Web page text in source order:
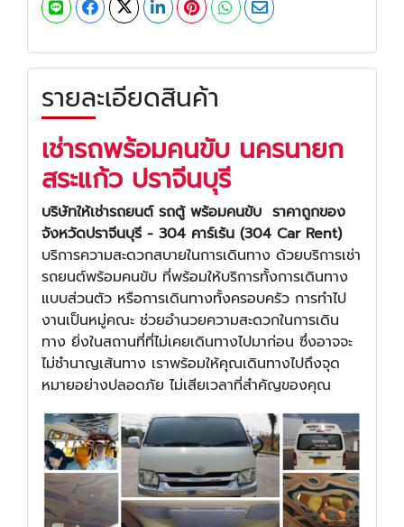
รายละเอียดสินค้า
เช่ารถพร้อมคนขับ นครนายก
สระแก้ว ปราจีนบุรี
บริษัทให้เช่ารถยนต์ รถตู้ พร้อมคนขับ ราคาถูกของ
จังหวัดปราจีนบุรี - 304 คาร์เร้น (304 Car Rent)
บริการความสะดวกสบายในการเดินทาง ด้วยบริการเช่า
รถยนต์พร้อมคนขับ ที่พร้อมให้บริการทั้งการเดินทาง
แบบส่วนตัว หรือการเดินทางทั้งครอบครัว การทำไป
งานเป็นหมู่คณะ ช่วยอำนวยความสะดวกในการเดิน
ทาง ยิ่งในสถานที่ที่ไม่เคยเดินทางไปมาก่อน ซึ่งอาจจะ
ไม่ชำนาญเส้นทาง เราพร้อมให้คุณเดินทางไปถึงจุด
หมายอย่างปลอดภัย ไม่เสียเวลาที่สำคัญของคุณ